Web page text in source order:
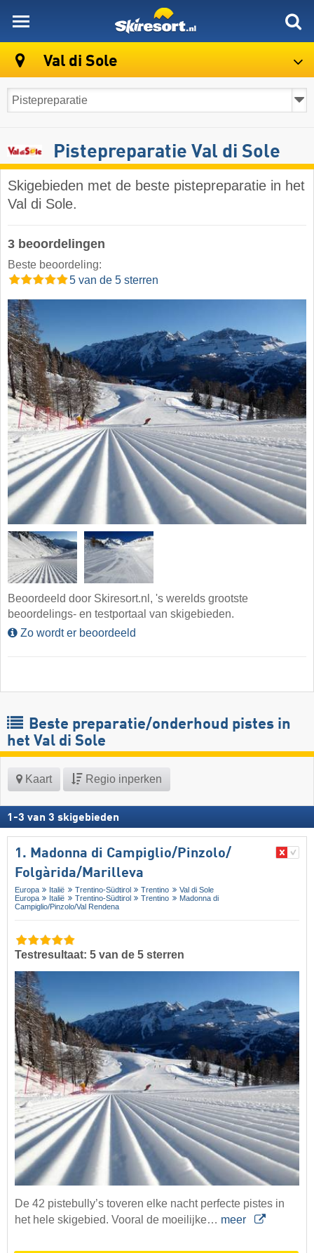
Val di Sole
Pistepreparatie Val di Sole
Skigebieden met de beste pistepreparatie in het
Val di Sole.
3 beoordelingen
Beste beoordeling:
5 van de 5 sterren
Beoordeeld door Skiresort.nl, 's werelds grootste
beoordelings- en testportaal van skigebieden.
Zo wordt er beoordeeld
Beste preparatie/onderhoud pistes in
het Val di Sole
Kaart Regio inperken
1 -3 van 3 skigebieden
1. Madonna di Campiglio/​Pinzolo/​
Folgàrida/​Marilleva
Europa Italië Trentino-Südtirol Trentino
Val di Sole
Europa
Italië Trentino-Südtirol Trentino
Madonna di
Campiglio/​Pinzolo/​Val Rendena
Testresultaat: 5 van de 5 sterren
De 42 pistebully’s toveren elke nacht perfecte pistes in
het hele skigebied. Vooral de moeilijke… meer